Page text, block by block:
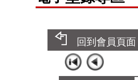
回到會員頁面